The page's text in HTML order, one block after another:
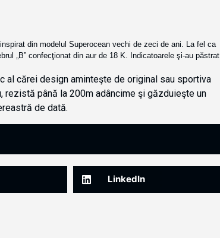
din modelul Superocean vechi de zeci de ani. La fel ca
„B” confecţionat din aur de 18 K. Indicatoarele şi-au păstrat
al cărei design aminteşte de original sau sportiva
rezistă până la 200m adâncime şi găzduieşte un
de dată.
LinkedIn